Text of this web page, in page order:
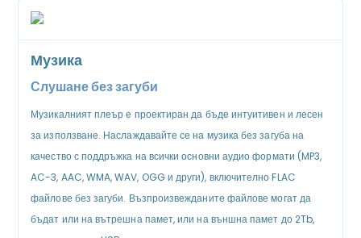
Музика
Слушане без загуби
Музикалният плеър е проектиран да бъде интуитивен и лесен
за използване. Наслаждавайте се на музика без загуба на
качество с поддръжка на всички основни аудио формати (MP3,
AC-3, AAC, WMA, WAV, OGG и други), включително FLAC
файлове без загуби. Възпроизвежданите файлове могат да
бъдат или на вътрешна памет, или на външна памет до 2Tb,